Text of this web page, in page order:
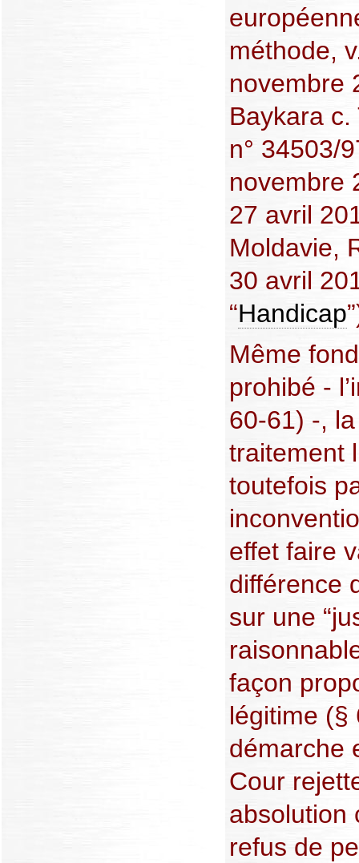
méthode,
novembre
Baykara
n° 34503/
novembre
27 avril
Moldavie,
30 avril
“Handicap
Même
prohibé -
60-61) -,
traitement
toutefois
effet faire
différence
sur une
façon
légitime (§
démarche
Cour
absolution
refus de